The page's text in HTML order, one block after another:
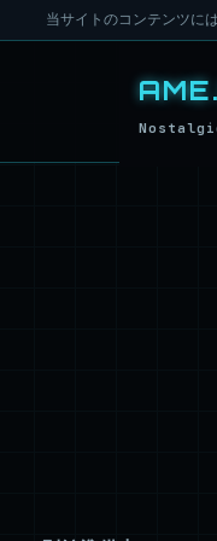
当サイトのコンテンツに